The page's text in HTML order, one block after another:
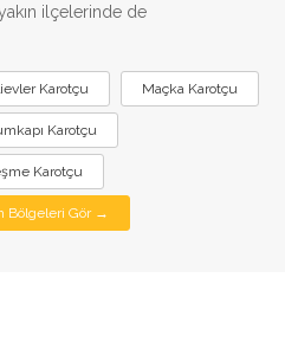
ilçelerinde de
Karotçu Maçka Karotçu
Karotçu
Karotçu
Bölgeleri Gör →